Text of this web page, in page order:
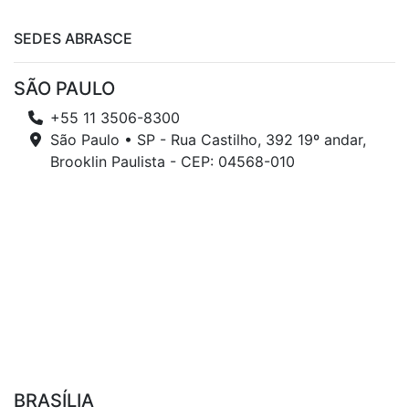
SEDES ABRASCE
SÃO PAULO
+55 11 3506-8300
São Paulo • SP - Rua Castilho, 392 19º andar,
Brooklin Paulista - CEP: 04568-010
BRASÍLIA